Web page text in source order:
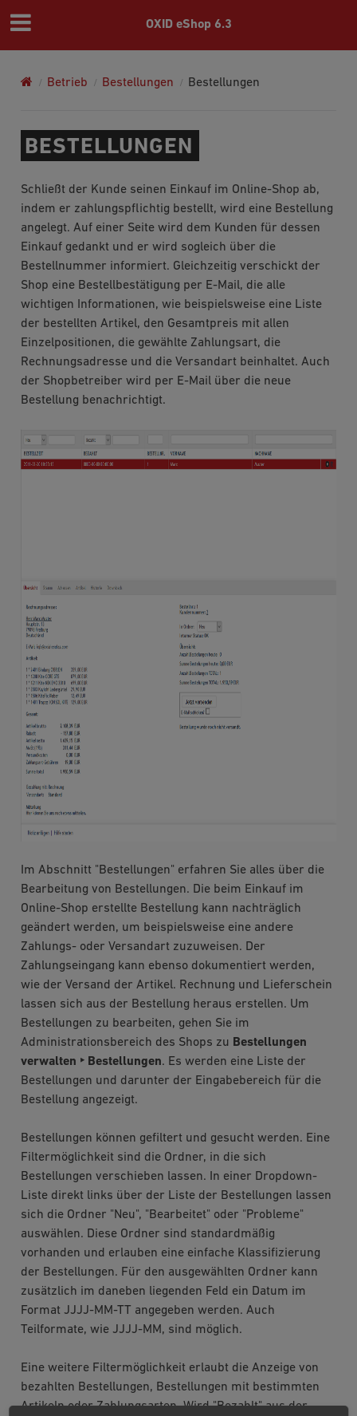
OXID eShop 6.3
Betrieb Bestellungen Bestellungen
BESTELLUNGEN
Schließt der Kunde seinen Einkauf im Online-Shop ab,
indem er zahlungspflichtig bestellt, wird eine Bestellung
angelegt. Auf einer Seite wird dem Kunden für dessen
Einkauf gedankt und er wird sogleich über die
Bestellnummer informiert. Gleichzeitig verschickt der
Shop eine Bestellbestätigung per E-Mail, die alle
wichtigen Informationen, wie beispielsweise eine Liste
der bestellten Artikel, den Gesamtpreis mit allen
Einzelpositionen, die gewählte Zahlungsart, die
Rechnungsadresse und die Versandart beinhaltet. Auch
der Shopbetreiber wird per E-Mail über die neue
Bestellung benachrichtigt.
Im Abschnitt "Bestellungen" erfahren Sie alles über die
Bearbeitung von Bestellungen. Die beim Einkauf im
Online-Shop erstellte Bestellung kann nachträglich
geändert werden, um beispielsweise eine andere
Zahlungs- oder Versandart zuzuweisen. Der
Zahlungseingang kann ebenso dokumentiert werden,
wie der Versand der Artikel. Rechnung und Lieferschein
lassen sich aus der Bestellung heraus erstellen. Um
Bestellungen zu bearbeiten, gehen Sie im
Administrationsbereich des Shops zu Bestellungen
verwalten ‣ Bestellungen. Es werden eine Liste der
Bestellungen und darunter der Eingabebereich für die
Bestellung angezeigt.
Bestellungen können gefiltert und gesucht werden. Eine
Filtermöglichkeit sind die Ordner, in die sich
Bestellungen verschieben lassen. In einer Dropdown-
Liste direkt links über der Liste der Bestellungen lassen
sich die Ordner "Neu", "Bearbeitet" oder "Probleme"
auswählen. Diese Ordner sind standardmäßig
vorhanden und erlauben eine einfache Klassifizierung
der Bestellungen. Für den ausgewählten Ordner kann
zusätzlich im daneben liegenden Feld ein Datum im
Format JJJJ-MM-TT angegeben werden. Auch
Teilformate, wie JJJJ-MM, sind möglich.
Eine weitere Filtermöglichkeit erlaubt die Anzeige von
bezahlten Bestellungen, Bestellungen mit bestimmten
Artikeln oder Zahlungsarten. Wird "Bezahlt" aus der